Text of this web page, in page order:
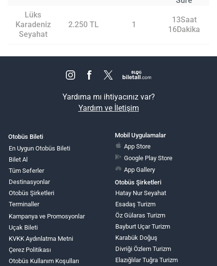
Lüks
Karadeniz
Seyahat
2.250 TL 1
13Saat
16Dakika
Yardıma mı ihtiyacınız var?
Yardım ve İletişim
Otobüs Bileti
En Uygun Otobüs Bileti
Bilet Al
Tüm Seferler
Destinasyonlar
Otobüs Şirketleri
Terminaller
Kampanya ve Promosyonlar
Uçak Bileti
KVKK Aydınlatma Metni
Çerez Politikası
Otobüs Kullanım Koşulları
Mobil Uygulamalar
App Store
Google Play Store
App Gallery
Otobüs Şirketleri
Hatay Nur Seyahat
Esadaş Turizm
Öz Gülaras Turizm
Bayburt Uçar Turizm
Karabük Doğuş
Divriği Özlem Turizm
Elazığlılar Tuğra Turizm